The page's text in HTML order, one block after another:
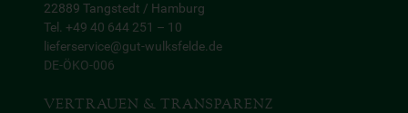
22889 Tangstedt / Hamburg
Tel. +49 40 644 251 – 10
lieferservice@gut-wulksfelde.de
DE-ÖKO-006
VERTRAUEN & TRANSPARENZ